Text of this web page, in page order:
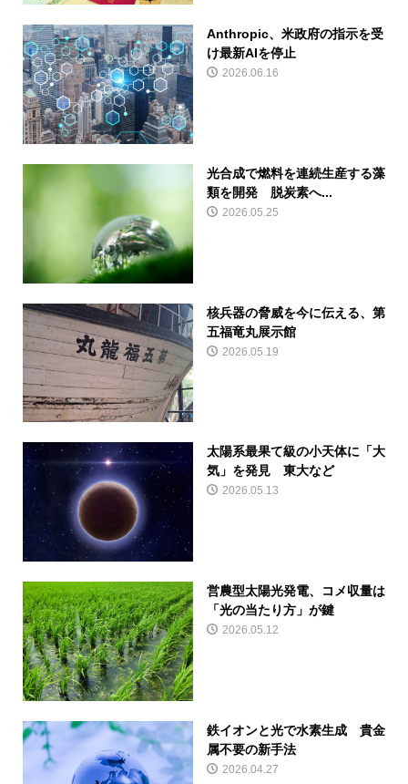
Anthropic、米政府の指示を受
け最新AIを停止
2026.06.16
光合成で燃料を連続生産する藻
類を開発 脱炭素へ...
2026.05.25
核兵器の脅威を今に伝える、第
五福竜丸展示館
2026.05.19
太陽系最果て級の小天体に「大
気」を発見 東大など
2026.05.13
営農型太陽光発電、コメ収量は
「光の当たり方」が鍵
2026.05.12
鉄イオンと光で水素生成 貴金
属不要の新手法
2026.04.27